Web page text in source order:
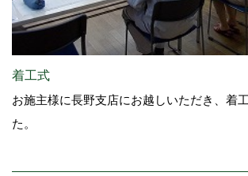
着工式
お施主様に長野支店にお越しいただき、着
た。